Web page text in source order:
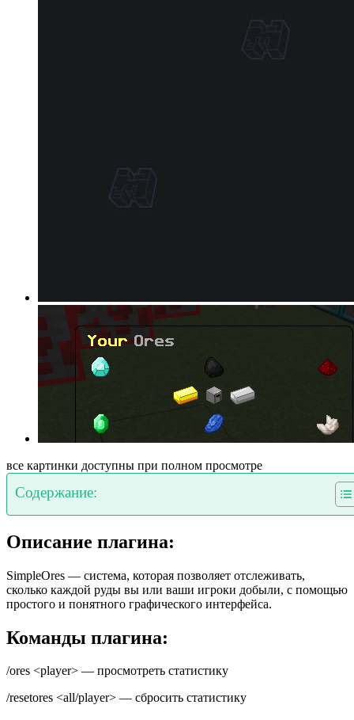
все картинки доступны при полном просмотре
Содержание:
Описание плагина:
SimpleOres — система, которая позволяет отслеживать,
сколько каждой руды вы или ваши игроки добыли, с помощью
простого и понятного графического интерфейса.
Команды плагина:
/ores <player> — просмотреть статистику
/resetores <all/player> — сбросить статистику